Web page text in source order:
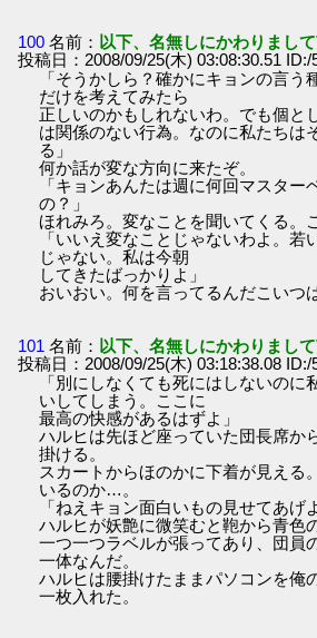
100 名前： 以下、名無しにかわりまし
投稿日：2008/09/25(木) 03:08:30.51 ID:/
「そうかしら？確かにキョンの言う
だけを考えてみたら
正しいのかもしれないわ。でも個と
は関係のない行為。なのに私たちは
る」
何か話が変な方向に来たぞ。
「キョンあんたは週に何回マスター
の？」
ほれみろ。変なことを聞いてくる。
「いいえ変なことじゃないわよ。若
じゃない。私は今朝
してきたばっかりよ」
おいおい。何を言ってるんだこいつ
101 名前： 以下、名無しにかわりまし
投稿日：2008/09/25(木) 03:18:38.08 ID:/
「別にしなくても死にはしないのに
いしてしまう。ここに
最高の快感があるはずよ」
ハルヒは先ほど座っていた団長席か
掛ける。
スカートからほのかに下着が見える
いるのか…。
「ねえキョン面白いもの見せてあげ
ハルヒが妖艶に微笑むと鞄から青色
一つ一つラベルが張ってあり、団員
一体なんだ。
ハルヒは腰掛けたままパソコンを俺
一枚入れた。